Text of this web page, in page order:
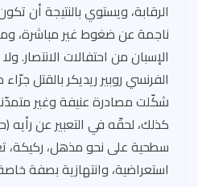
الرقابة، ويستوي بالنتيجة أن
ناجمة عن ضغوط غير مباشرة،
الإسبان من احتفالات الانتصار.
الفرنسي روبير ريديكر بالقتل
شكّلت مصادرة عنيفة وغير
كذلك، لحقّه في التعبير عن رأيه
سطحية على نحو مذهل، ركيكة،
استعراضية، وانتهازية بصفة